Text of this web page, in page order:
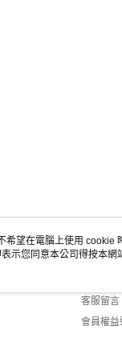
客服
客服留言
會員權益
望在電腦上使用 cookie
示您同意本公司得按本網